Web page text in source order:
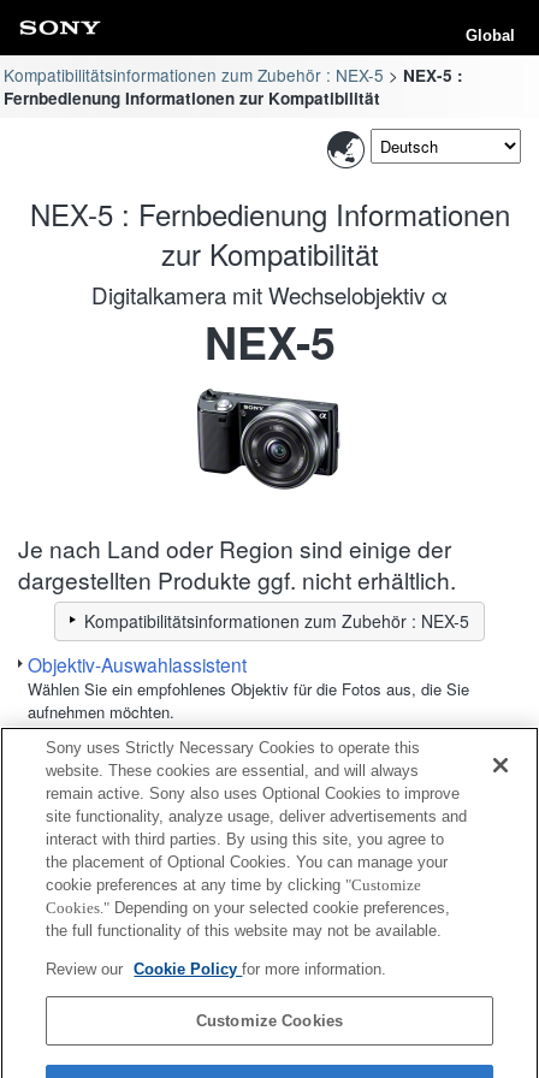
Global
Kompatibilitätsinformationen zum Zubehör : NEX-5
NEX-5 :
Fernbedienung Informationen zur Kompatibilität
NEX-5 : Fernbedienung Informationen
zur Kompatibilität
Digitalkamera mit Wechselobjektiv α
NEX-5
Je nach Land oder Region sind einige der
dargestellten Produkte ggf. nicht erhältlich.
Kompatibilitätsinformationen zum Zubehör : NEX-5
Objektiv-Auswahlassistent
Wählen Sie ein empfohlenes Objektiv für die Fotos aus, die Sie
aufnehmen möchten.
Fernbedienung
Vollständig kompatibel
Kompatibel, aber mit Einschränkungen
RMT-DSLR1
RMT-DSLR2
Sony uses Strictly Necessary Cookies to operate this
website. These cookies are essential, and will always
remain active. Sony also uses Optional Cookies to improve
site functionality, analyze usage, deliver advertisements and
interact with third parties. By using this site, you agree to
the placement of Optional Cookies. You can manage your
cookie preferences at any time by clicking "Customize
Cookies." Depending on your selected cookie preferences,
the full functionality of this website may not be available.
Review our Cookie Policyfor more information.
Customize Cookies